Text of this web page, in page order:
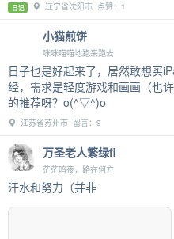
日记 辽宁省沈阳市 点赞：1
小猫煎饼
咪咪喵喵地跑来跑去
日子也是好起来了，居然敢想买
经，需求是轻度游戏和画画（也
的推荐呀？o(^▽^)o
江苏省苏州市 留言：9
万圣老人繁绿fl
茫茫暗夜，路在何方
汗水和努力（并非